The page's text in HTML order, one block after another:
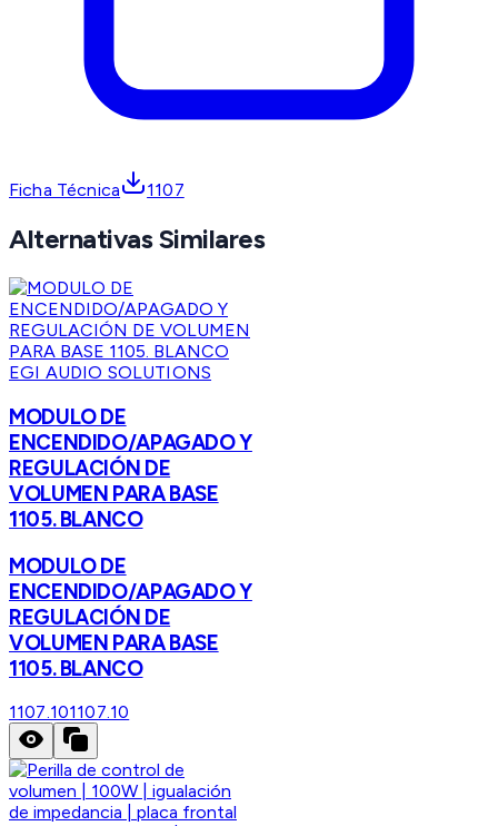
Ficha Técnica 1107
Alternativas Similares
EGI AUDIO SOLUTIONS
MODULO DE
ENCENDIDO/APAGADO Y
REGULACIÓN DE
VOLUMEN PARA BASE
1105. BLANCO
MODULO DE
ENCENDIDO/APAGADO Y
REGULACIÓN DE
VOLUMEN PARA BASE
1105. BLANCO
1107.101107.10